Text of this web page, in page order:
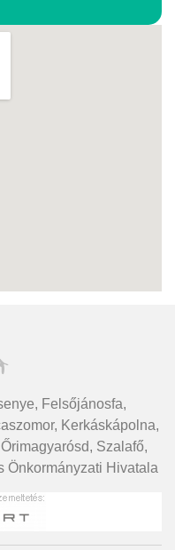
Felsőjánosfa,
Kerkáskápolna,
Szalafő,
Önkormányzati Hivatala